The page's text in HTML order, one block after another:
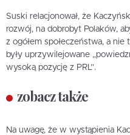
Suski relacjonował, że
rozwój, na dobrobyt Polaków,
z ogółem społeczeństwa, a
były uprzywilejowane
wysoką pozycję z PRL”.
zobacz także
Na uwagę, że w wystąpienia